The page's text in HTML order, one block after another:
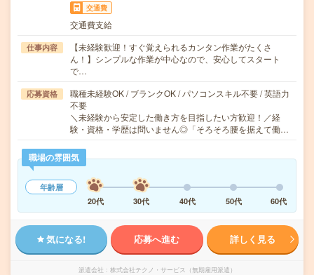
交通費
交通費支給
仕事内容
【未経験歓迎！すぐ覚えられるカンタン作業がたくさ
ん！】シンプルな作業が中心なので、安心してスタート
で…
応募資格
職種未経験OK / ブランクOK / パソコンスキル不要 / 英語力
不要
＼未経験から安定した働き方を目指したい方歓迎！／経
験・資格・学歴は問いません◎「そろそろ腰を据えて働…
職場の雰囲気
年齢層
20代
30代 40代 50代 60代
気になる! 応募へ進む 詳しく見る
派遣会社 株式会社テクノ・サービス（無期雇用派遣）